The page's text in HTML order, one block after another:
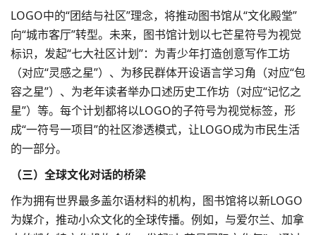
LOGO中的“团结与社区”理念，将推动图书馆从“文化殿堂”
向“城市客厅”转型。未来，图书馆计划以七芒星符号为视觉
标识，发起“七大社区计划”：为青少年打造创意写作工坊
（对应“灵感之星”）、为移民群体开设语言学习角（对应“包
容之星”）、为老年读者举办口述历史工作坊（对应“记忆之
星”）等。每个计划都将以LOGO的子符号为视觉标签，形
成“一符号一项目”的社区渗透模式，让LOGO成为市民生活
的一部分。​
（三）全球文化对话的桥梁​
作为拥有世界最多盖尔语材料的机构，图书馆将以新LOGO
为媒介，推动小众文化的全球传播。例如，与爱尔兰、加拿